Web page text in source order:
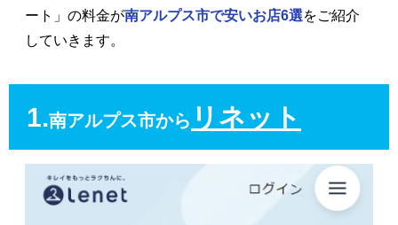
ート」の料金が南アルプス市で安いお店6選をご紹介
していきます。
1.南アルプス市から リネット